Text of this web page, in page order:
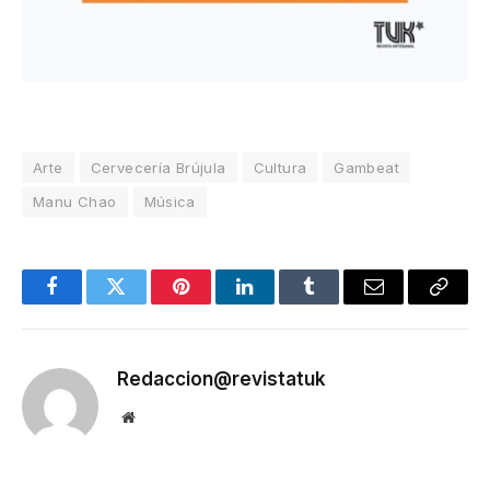
Arte Cervecería Brújula Cultura
Gambeat
Manu Chao
Música
FacebookTwitter PinterestLinkedInTumblr Email
Copy
Redaccion@revistatuk
Website